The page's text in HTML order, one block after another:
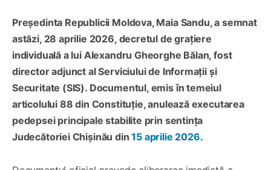
Președinta Republicii Moldova, Maia Sandu, a semnat
astăzi, 28 aprilie 2026, decretul de grațiere
individuală a lui Alexandru Gheorghe Bălan, fost
director adjunct al Serviciului de Informații și
Securitate (SIS). Documentul, emis în temeiul
articolului 88 din Constituție, anulează executarea
pedepsei principale stabilite prin sentința
Judecătoriei Chișinău din15 aprilie 2026.